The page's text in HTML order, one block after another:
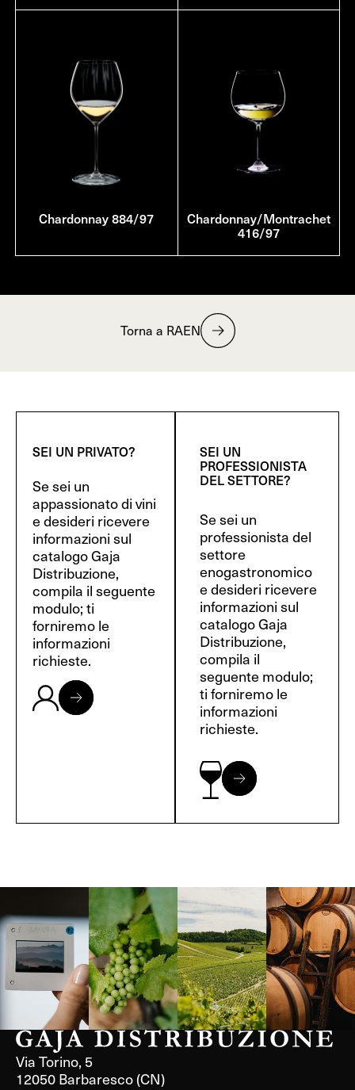
Chardonnay 884/97
Chardonnay/Montrachet
416/97
Torna a RAEN
SEI UN PRIVATO?
Se sei un
appassionato di vini
e desideri ricevere
informazioni sul
catalogo Gaja
Distribuzione,
compila il seguente
modulo; ti
forniremo le
informazioni
richieste.
SEI UN
PROFESSIONISTA
DEL SETTORE?
Se sei un
professionista del
settore
enogastronomico
e desideri ricevere
informazioni sul
catalogo Gaja
Distribuzione,
compila il
seguente modulo;
ti forniremo le
informazioni
richieste.
Borgogna,
Francia
Borgogna,
Francia
Instagram
Via Torino, 5
12050 Barbaresco (CN)